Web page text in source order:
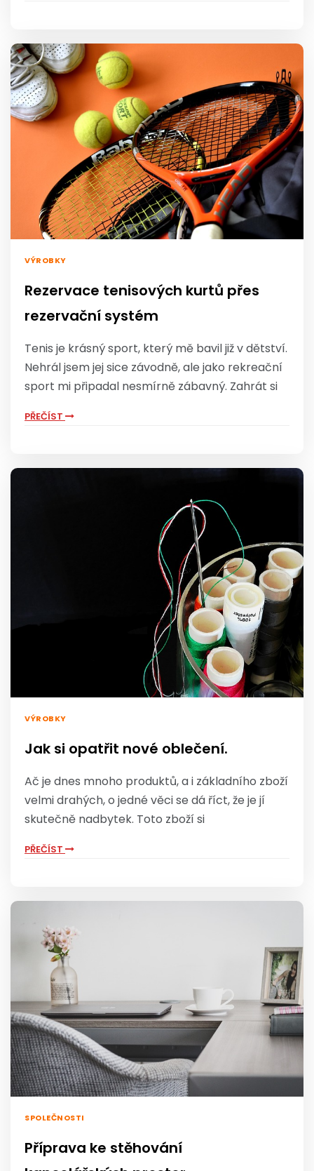
VÝROBKY
Rezervace tenisových kurtů přes
rezervační systém
Tenis je krásný sport, který mě bavil již v dětství.
Nehrál jsem jej sice závodně, ale jako rekreační
sport mi připadal nesmírně zábavný. Zahrát si
PŘEČÍST
VÝROBKY
Jak si opatřit nové oblečení.
Ač je dnes mnoho produktů, a i základního zboží
velmi drahých, o jedné věci se dá říct, že je jí
skutečně nadbytek. Toto zboží si
PŘEČÍST
SPOLEČNOSTI
Příprava ke stěhování